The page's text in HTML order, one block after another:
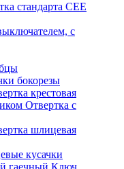
стандарта СЕЕ
с
бокорезы
крестовая
Отвертка с
шлицевая
кусачки
Ключ